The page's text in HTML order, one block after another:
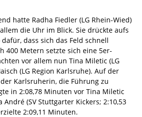
hatte Radha Fiedler (LG Rhein-Wied)
die Uhr im Blick. Sie drückte aufs
dass sich das Feld schnell
400 Metern setzte sich eine 5er-
vor allem nun Tina Miletic (LG
(LG Region Karlsruhe). Auf der
Karlsruherin, die Führung zu
in 2:08,78 Minuten vor Tina Miletic
André (SV Stuttgarter Kickers; 2:10,53
2:09,11 Minuten.